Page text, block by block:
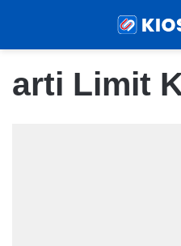
arti Limit